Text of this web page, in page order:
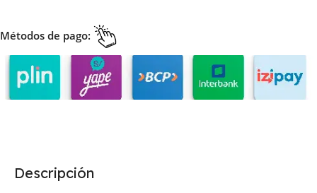
Métodos de pago:
Descripción